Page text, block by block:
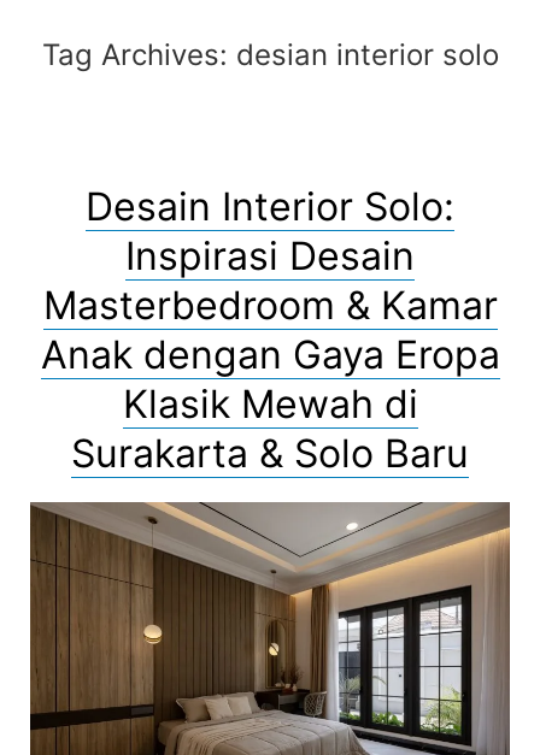
Tag Archives: desian interior solo
Desain Interior Solo:
Inspirasi Desain
Masterbedroom & Kamar
Anak dengan Gaya Eropa
Klasik Mewah di
Surakarta & Solo Baru